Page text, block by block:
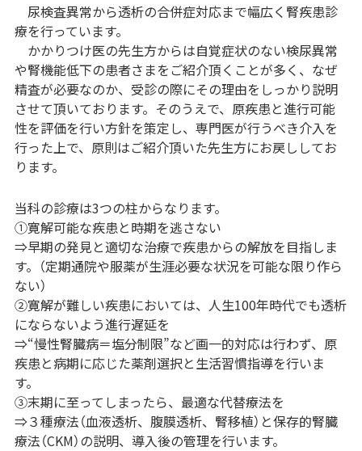
尿検査異常から透析の合併症対応まで幅広く腎疾患診
療を行っています。
かかりつけ医の先生方からは自覚症状のない検尿異常
や腎機能低下の患者さまをご紹介頂くことが多く、なぜ
精査が必要なのか、受診の際にその理由をしっかり説明
させて頂いております。そのうえで、原疾患と進行可能
性を評価を行い方針を策定し、専門医が行うべき介入を
行った上で、原則はご紹介頂いた先生方にお戻ししてお
ります。
当科の診療は3つの柱からなります。
①寛解可能な疾患と時期を逃さない
⇒早期の発見と適切な治療で疾患からの解放を目指しま
す。（定期通院や服薬が生涯必要な状況を可能な限り作ら
ない）
②寛解が難しい疾患においては、人生100年時代でも透析
にならないよう進行遅延を
⇒“慢性腎臓病＝塩分制限”など画一的対応は行わず、原
疾患と病期に応じた薬剤選択と生活習慣指導を行いま
す。
③末期に至ってしまったら、最適な代替療法を
⇒３種療法（血液透析、腹膜透析、腎移植）と保存的腎臓
療法（CKM）の説明、導入後の管理を行います。